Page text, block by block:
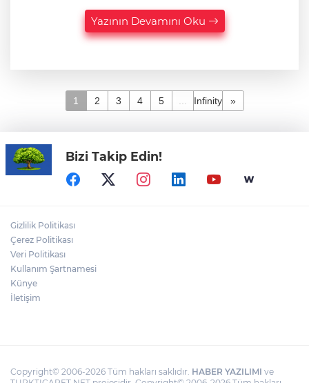
Yazının Devamını Oku
1 2 3 4 5 Infinity »
Bizi Takip Edin!
Gizlilik Politikası
Çerez Politikası
Veri Politikası
Kullanım Şartnamesi
Künye
İletişim
Copyright© 2006-2026 Tüm hakları saklıdır. HABER YAZILIMI ve